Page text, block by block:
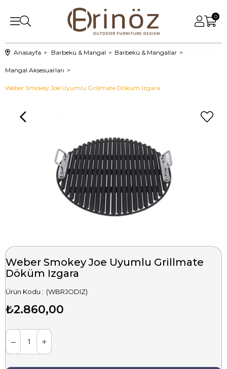
0
Anasayfa Barbekü & Mangal Barbekü & Mangallar
Mangal Aksesuarları
Weber Smokey Joe Uyumlu Grillmate Döküm Izgara
Weber Smokey Joe Uyumlu Grillmate
Döküm Izgara
(WBRJODIZ)
₺2.860,00